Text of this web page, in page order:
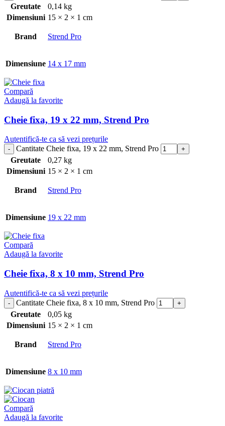
Greutate
0,14 kg
Dimensiuni 15 × 2 × 1 cm
Brand Strend Pro
Dimensiune 14 x 17 mm
Compară
Adaugă la favorite
Cheie fixa, 19 x 22 mm, Strend Pro
Autentifică-te ca să vezi prețurile
Cantitate Cheie fixa, 19 x 22 mm, Strend Pro
Greutate
0,27 kg
Dimensiuni 15 × 2 × 1 cm
Brand Strend Pro
Dimensiune 19 x 22 mm
Compară
Adaugă la favorite
Cheie fixa, 8 x 10 mm, Strend Pro
Autentifică-te ca să vezi prețurile
Cantitate Cheie fixa, 8 x 10 mm, Strend Pro
Greutate
0,05 kg
Dimensiuni 15 × 2 × 1 cm
Brand Strend Pro
Dimensiune 8 x 10 mm
Compară
Adaugă la favorite